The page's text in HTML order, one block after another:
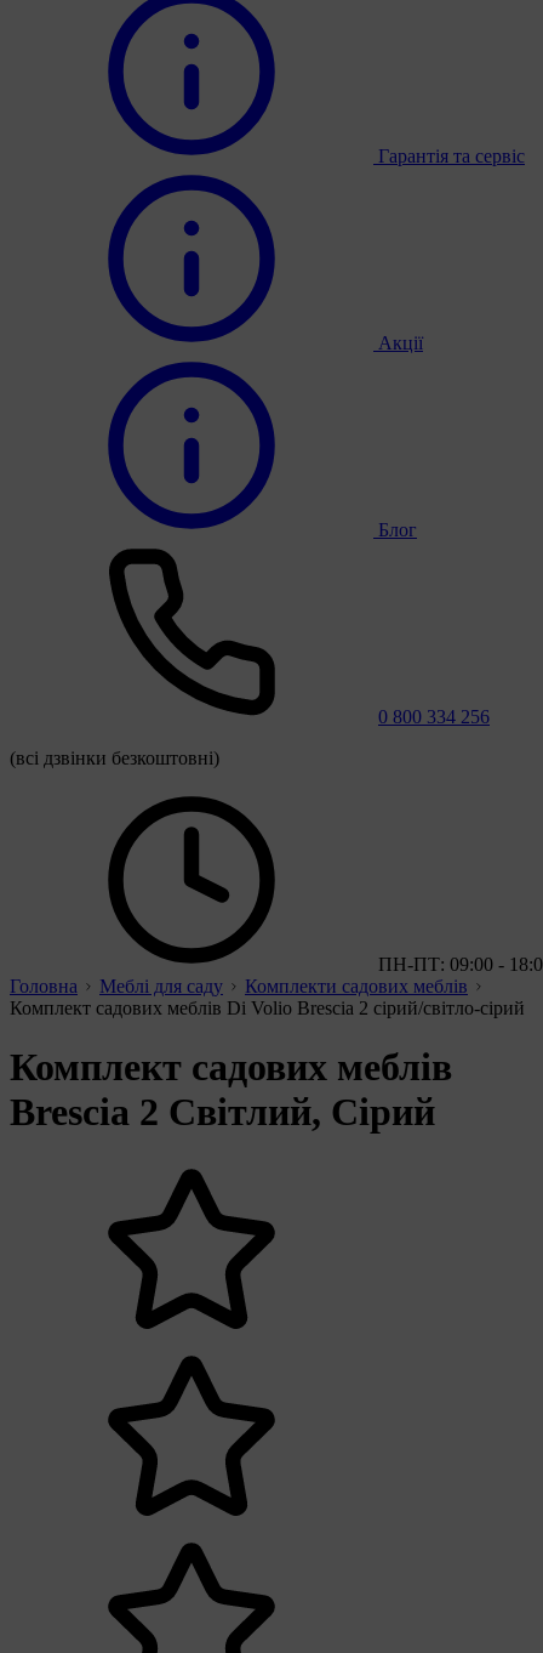
Гарантія та сервіс
Акції
Блог
0 800 334 256
(всі дзвінки безкоштовні)
ПН-ПТ: 09:00 -
Головна
Меблі для саду
Комплекти садових меблів
Комплект садових меблів Di Volio Brescia 2 сірий/світло-сірий
Комплект садових меблів
Brescia 2 Світлий, Сірий